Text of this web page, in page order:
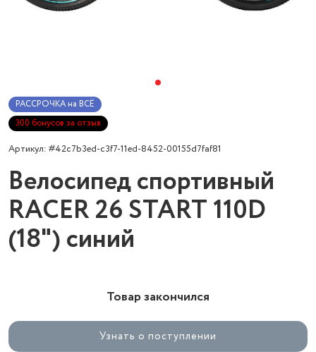
РАССРОЧКА на ВСЁ
300 бонусов за отзыв
Артикул: #42c7b3ed-c3f7-11ed-8452-00155d7faf81
Велосипед спортивный
RACER 26 START 110D
(18") синий
Товар закончился
Узнать о поступлении